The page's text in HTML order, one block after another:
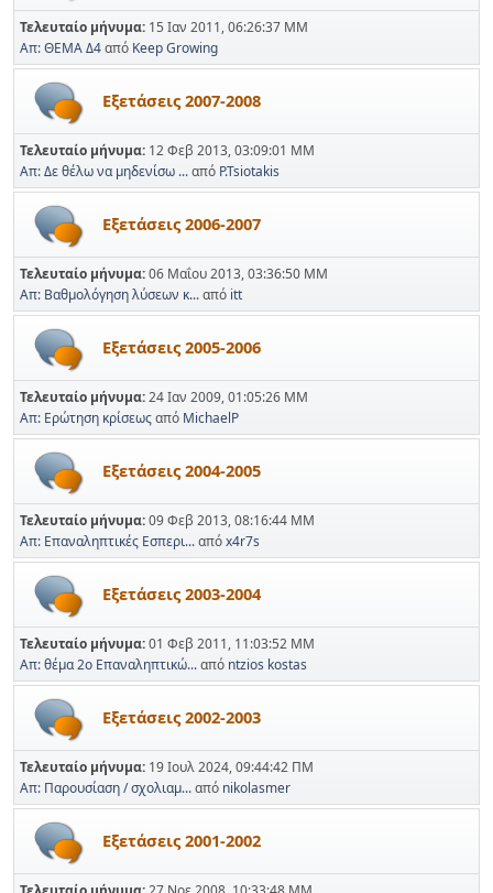
Τελευταίο μήνυμα: 15 Ιαν 2011, 06:26:37 ΜΜ
Απ: ΘΕΜΑ Δ4από Keep Growing
Εξετάσεις 2007-2008
Τελευταίο μήνυμα: 12 Φεβ 2013, 03:09:01 ΜΜ
Απ: Δε θέλω να μηδενίσω ...από P.Tsiotakis
Εξετάσεις 2006-2007
Τελευταίο μήνυμα:06 Μαΐου 2013, 03:36:50 ΜΜ
Απ: Βαθμολόγηση λύσεων κ...από itt
Εξετάσεις 2005-2006
Τελευταίο μήνυμα:24 Ιαν 2009, 01:05:26 ΜΜ
Απ: Ερώτηση κρίσεωςαπό MichaelP
Εξετάσεις 2004-2005
Τελευταίο μήνυμα:09 Φεβ 2013, 08:16:44 ΜΜ
Απ: Επαναληπτικές Εσπερι...απόx4r7s
Εξετάσεις 2003-2004
Τελευταίο μήνυμα:01 Φεβ 2011, 11:03:52 ΜΜ
Απ: θέμα 2ο Επαναληπτικώ...από ntzios kostas
Εξετάσεις 2002-2003
Τελευταίο μήνυμα: 19 Ιουλ 2024, 09:44:42 ΠΜ
Απ: Παρουσίαση / σχολιαμ...από nikolasmer
Εξετάσεις 2001-2002